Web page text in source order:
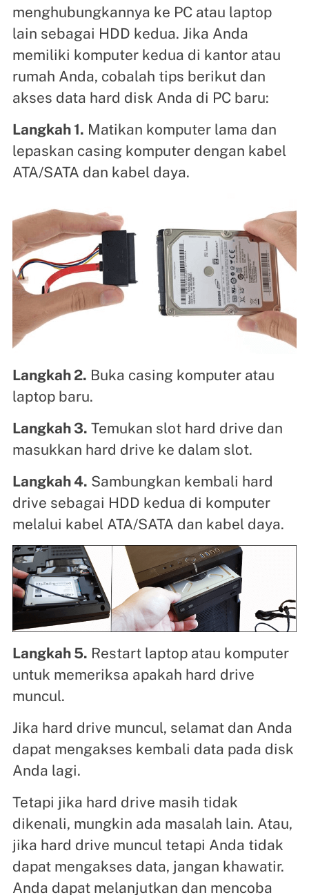
menghubungkannya ke PC atau laptop
lain sebagai HDD kedua. Jika Anda
memiliki komputer kedua di kantor atau
rumah Anda, cobalah tips berikut dan
akses data hard disk Anda di PC baru:
Langkah 1. Matikan komputer lama dan
lepaskan casing komputer dengan kabel
ATA/SATA dan kabel daya.
Langkah 2. Buka casing komputer atau
laptop baru.
Langkah 3. Temukan slot hard drive dan
masukkan hard drive ke dalam slot.
Langkah 4. Sambungkan kembali hard
drive sebagai HDD kedua di komputer
melalui kabel ATA/SATA dan kabel daya.
Langkah 5. Restart laptop atau komputer
untuk memeriksa apakah hard drive
muncul.
Jika hard drive muncul, selamat dan Anda
dapat mengakses kembali data pada disk
Anda lagi.
Tetapi jika hard drive masih tidak
dikenali, mungkin ada masalah lain. Atau,
jika hard drive muncul tetapi Anda tidak
dapat mengakses data, jangan khawatir.
Anda dapat melanjutkan dan mencoba